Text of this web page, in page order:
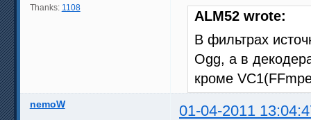
Thanks: 1108
ALM52 wrote:
В фильтрах
Ogg, а в
кроме
nemoW 01-04-2011